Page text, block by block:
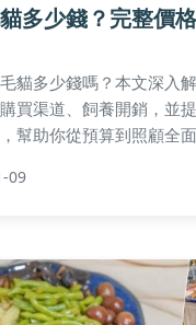
多少錢？完整價
貓多少錢嗎？本文深入
買渠道、飼養開銷，並
幫助你從預算到照顧全
09